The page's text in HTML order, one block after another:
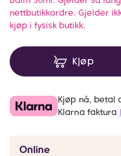
nettbutikkordre. Gjelder
kjøp i fysisk butikk.
Kjøp
Kjøp nå, betal
Klarna faktura
Online